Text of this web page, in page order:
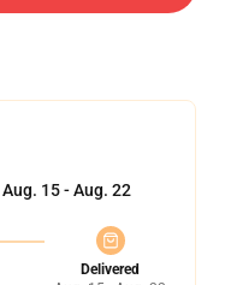
Aug. 15 - Aug. 22
Delivered